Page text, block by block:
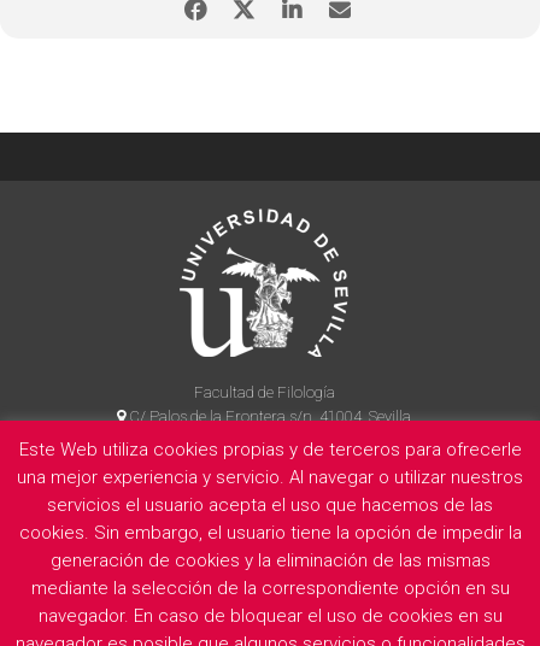
Facultad de Filología
C/ Palos de la Frontera s/n, 41004, Sevilla
954 55 14 90
La Facultad Información legal Politica de privacidad Cookies
E
Este Web utiliza cookies propias y de terceros para ofrecerle
una mejor experiencia y servicio. Al navegar o utilizar nuestros
servicios el usuario acepta el uso que hacemos de las
cookies. Sin embargo, el usuario tiene la opción de impedir la
generación de cookies y la eliminación de las mismas
mediante la selección de la correspondiente opción en su
navegador. En caso de bloquear el uso de cookies en su